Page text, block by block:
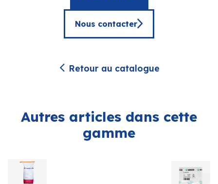
Nous contacter
Retour au catalogue
Autres articles dans cette
gamme